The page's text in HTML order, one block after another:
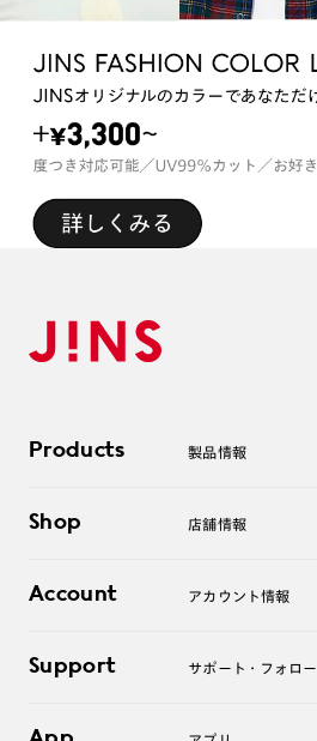
Products 製品情報
サングラス
コンタクトレンズ
アクセサリー
Shop 店舗情報
オンラインショップ
Account アカウント情報
ログアウト
Support サポート・フォロー